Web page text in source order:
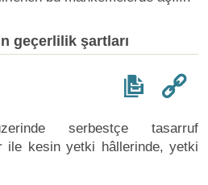
geçerlilik şartları
serbestçe tasarruf
ile kesin yetki hâllerinde, yetki